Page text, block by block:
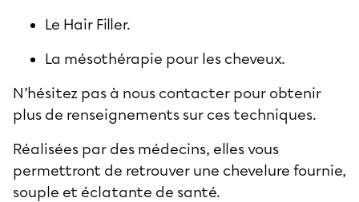
Le Hair Filler.
La mésothérapie pour les cheveux.
N’hésitez pas à nous contacter pour obtenir
plus de renseignements sur ces techniques.
Réalisées par des médecins, elles vous
permettront de retrouver une chevelure fournie,
souple et éclatante de santé.